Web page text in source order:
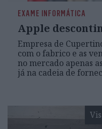
EXAME INFORMÁTICA
Apple
Empresa de
com o fabrico e as
no mercado apenas
já na cadeia de